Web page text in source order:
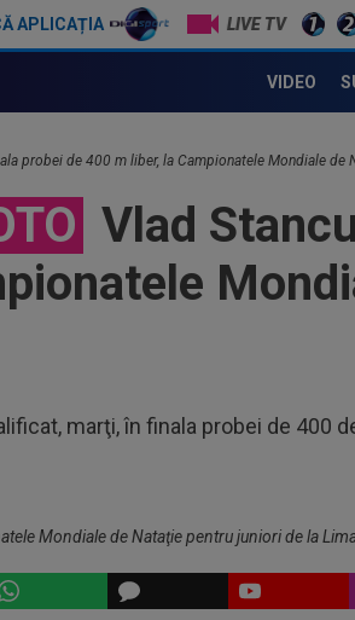
APLICAȚIA LIVE TV
VIDEO
probei de 400 m liber, la Campionatele Mondiale de
Vlad
marţi, în finala probei de 400
Mondiale de Nataţie pentru juniori de la